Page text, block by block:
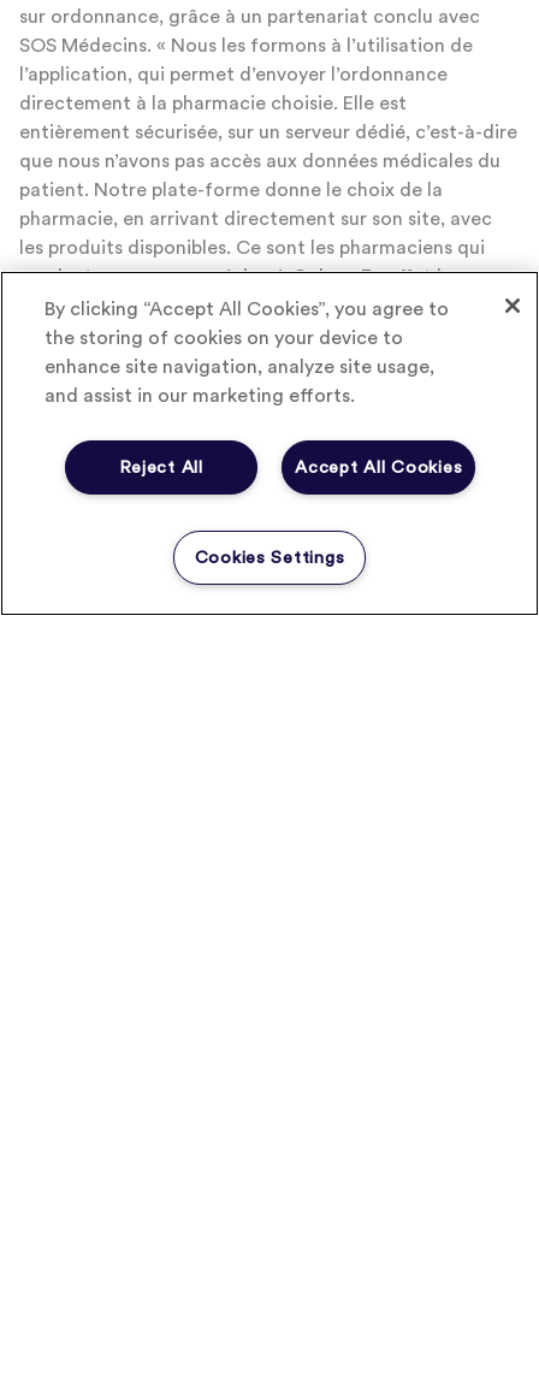
sur ordonnance, grâce à un partenariat conclu avec
SOS Médecins. « Nous les formons à l’utilisation de
l’application, qui permet d’envoyer l’ordonnance
directement à la pharmacie choisie. Elle est
entièrement sécurisée, sur un serveur dédié, c’est-à-dire
que nous n’avons pas accès aux données médicales du
patient. Notre plate-forme donne le choix de la
pharmacie, en arrivant directement sur son site, avec
les produits disponibles. Ce sont les pharmaciens qui
vendent, pas nous », précise J. Cohen. En effet le
business modèle ne pouvant pas reposer sur la vente de
médicaments, prérogative réservée aux officines,
Pharma Express se rémunère uniquement sur la livraison,
soit 2,90 euros par commande.
Pour l’instant disponible sur Paris, le service doit être
étendu en Ile-de-France, à Lyon, Bordeaux et Marseille,
puis dans toute la France.
Retrouvez l’interview de Séverine Lemoine,
By clicking “Accept All Cookies”, you agree to
the storing of cookies on your device to
enhance site navigation, analyze site usage,
and assist in our marketing efforts.
Accept All Cookies
Reject All
Cookies Settings